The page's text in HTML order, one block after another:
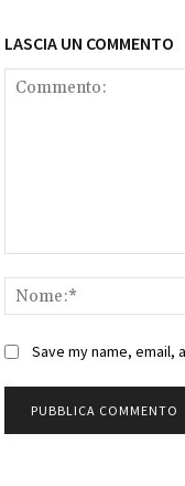
LASCIA UN COMMENTO
Save my name,